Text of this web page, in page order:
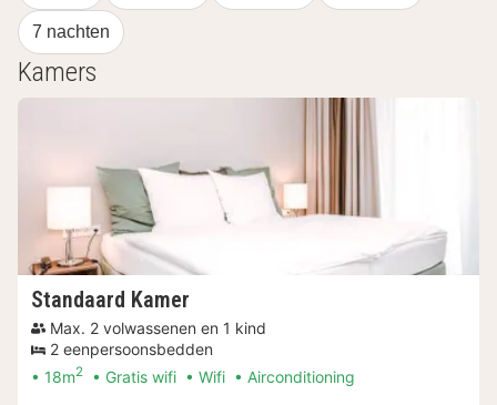
7 nachten
Kamers
Standaard Kamer
Max. 2 volwassenen en 1 kind
2 eenpersoonsbedden
18m2 Gratis wifi Wifi Airconditioning